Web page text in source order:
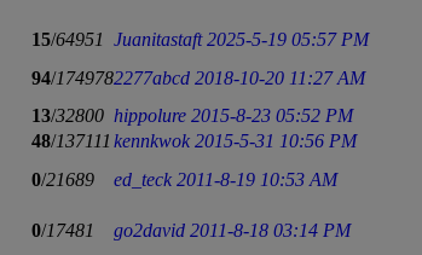
15/64951 Juanitastaft 2025-5-19 05:57 PM
94/1749782277abcd 2018-10-20 11:27 AM
13/32800 hippolure 2015-8-23 05:52 PM
48/137111 kennkwok 2015-5-31 10:56 PM
0/21689 ed_teck 2011-8-19 10:53 AM
0/17481 go2david 2011-8-18 03:14 PM